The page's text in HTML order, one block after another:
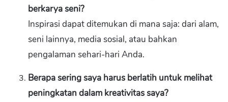
berkarya seni?
Inspirasi dapat ditemukan di mana saja: dari alam,
seni lainnya, media sosial, atau bahkan
pengalaman sehari-hari Anda.
Berapa sering saya harus berlatih untuk melihat
peningkatan dalam kreativitas saya?